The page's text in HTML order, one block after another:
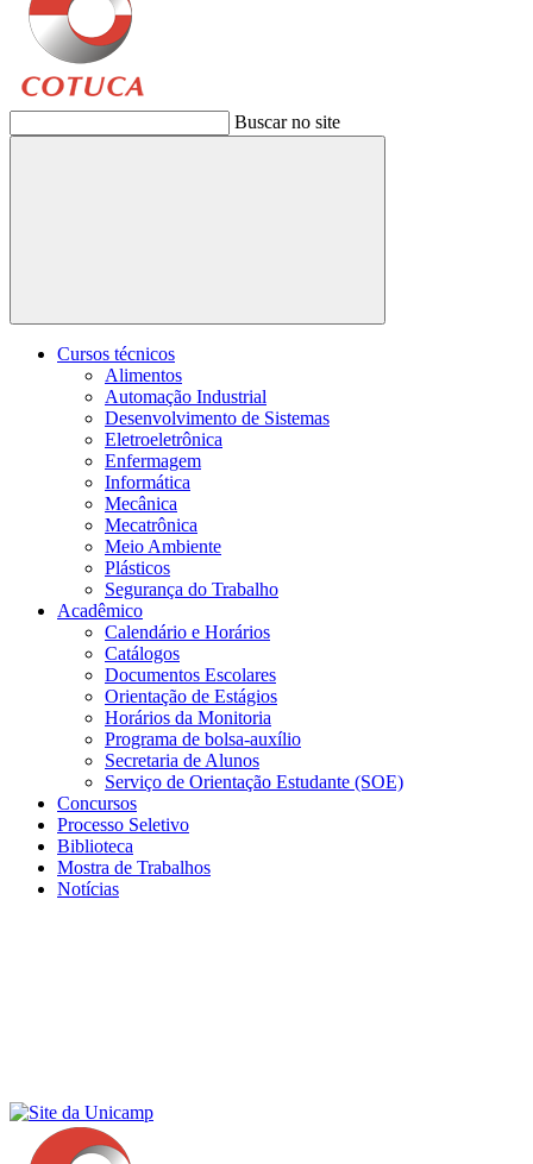
Buscar no site
Buscar
Cursos técnicos
Alimentos
Automação Industrial
Desenvolvimento de Sistemas
Eletroeletrônica
Enfermagem
Informática
Mecânica
Mecatrônica
Meio Ambiente
Plásticos
Segurança do Trabalho
Acadêmico
Calendário e Horários
Catálogos
Documentos Escolares
Orientação de Estágios
Horários da Monitoria
Programa de bolsa-auxílio
Secretaria de Alunos
Serviço de Orientação Estudante (SOE)
Concursos
Processo Seletivo
Biblioteca
Mostra de Trabalhos
Notícias